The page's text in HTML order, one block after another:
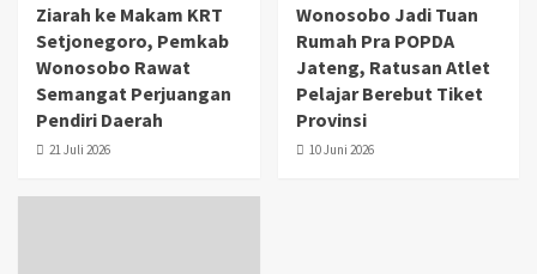
Ziarah ke Makam KRT
Setjonegoro, Pemkab
Wonosobo Rawat
Semangat Perjuangan
Pendiri Daerah
21 Juli 2026
Wonosobo Jadi Tuan
Rumah Pra POPDA
Jateng, Ratusan Atlet
Pelajar Berebut Tiket
Provinsi
10 Juni 2026